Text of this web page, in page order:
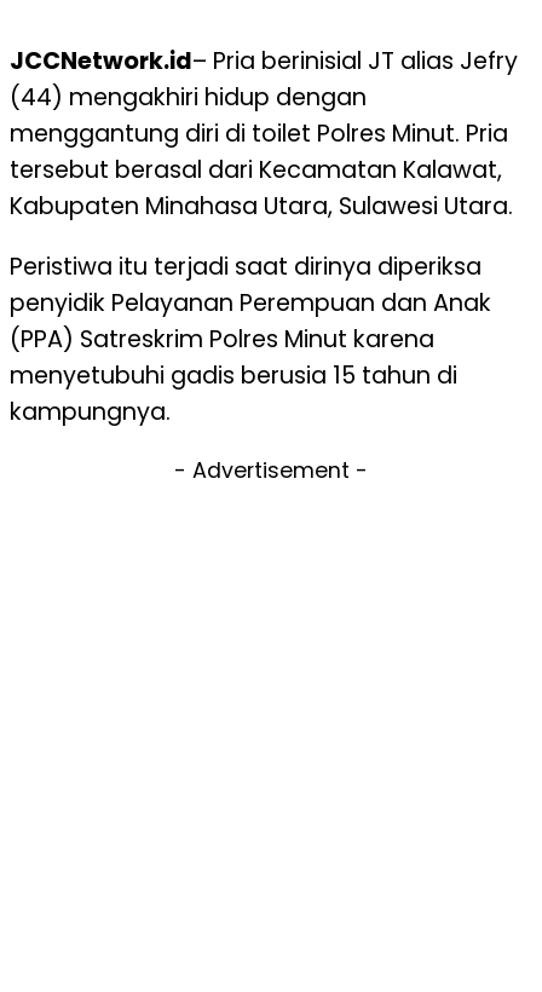
JCCNetwork.id– Pria berinisial JT alias Jefry
(44) mengakhiri hidup dengan
menggantung diri di toilet Polres Minut. Pria
tersebut berasal dari Kecamatan Kalawat,
Kabupaten Minahasa Utara, Sulawesi Utara.
Peristiwa itu terjadi saat dirinya diperiksa
penyidik Pelayanan Perempuan dan Anak
(PPA) Satreskrim Polres Minut karena
menyetubuhi gadis berusia 15 tahun di
kampungnya.
- Advertisement -